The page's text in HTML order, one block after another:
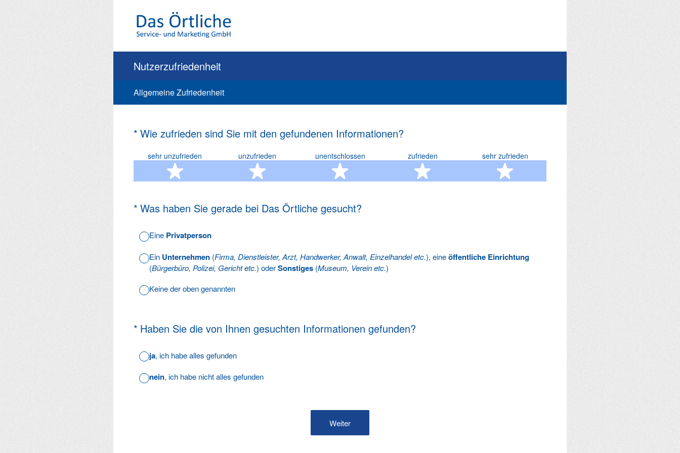
Nutzerzufriedenheit
Allgemeine Zufriedenheit
* Wie zufrieden sind Sie mit den gefundenen Informationen?
(Erforderlich.)
sehr unzufrieden
1 Stern
unzufrieden
2 Sterne
unentschlossen
3 Sterne
zufrieden
4 Sterne
sehr zufrieden
5 Sterne
* Was haben Sie gerade bei Das Örtliche gesucht?
(Erforderlich.)
Eine Privatperson
Ein Unternehmen (Firma, Dienstleister, Arzt, Handwerker, Anwalt, Einzelhandel etc.), eineöffentliche Einrichtung
(Bürgerbüro, Polizei, Gericht etc.) oderSonstiges (Museum, Verein etc.)
Keine der oben genannten
* Haben Sie die von Ihnen gesuchten Informationen gefunden?
(Erforderlich.)
ja, ich habe alles gefunden
nein, ich habe nicht alles gefunden
Weiter